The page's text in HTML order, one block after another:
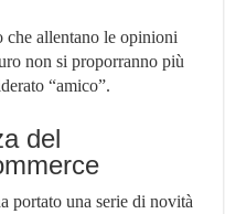
allentano le opinioni
non si proporranno più
“amico”.
del
portato una serie di novità